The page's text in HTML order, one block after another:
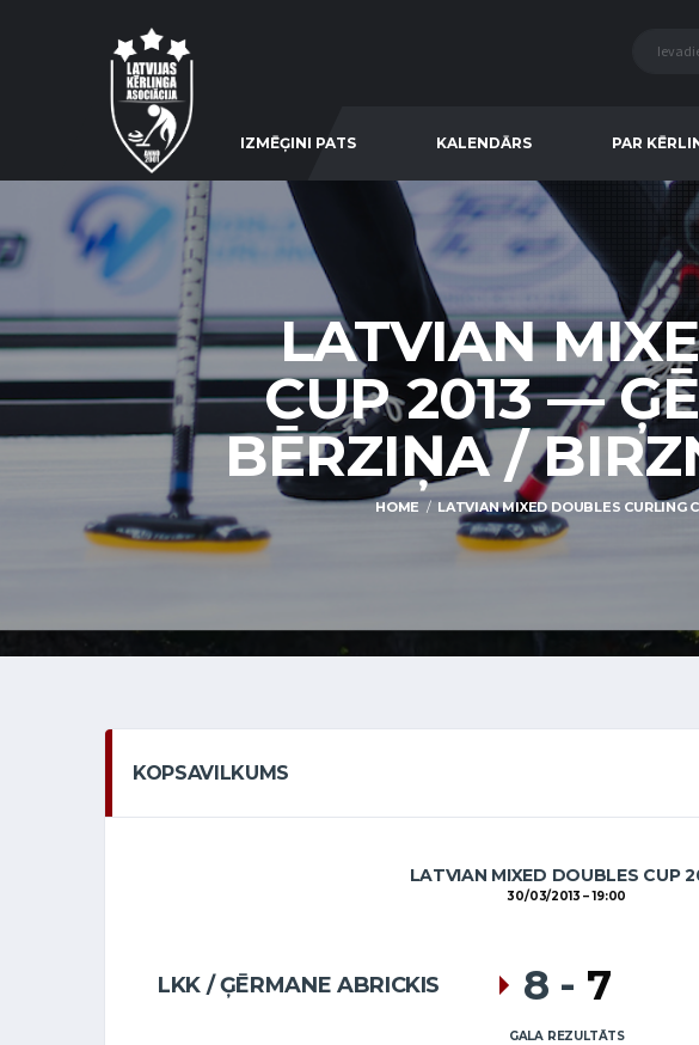
IZMĒĢINI PATS KALENDĀRS PAR
LATVIAN
CUP 2013 —
BĒRZIŅA /
HOME LATVIAN MIXED DOUBLES CURLING
KOPSAVILKUMS
LATVIAN MIXED DOUBLES CUP
30/03/2013 19:00
LKK / ĢĒRMANE ABRICKIS 8 - 7
GALA REZULTĀTS